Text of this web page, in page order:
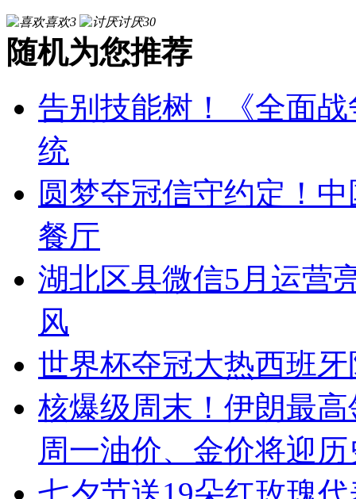
喜欢3 讨厌30
随机为您推荐
告别技能树！《全面
统
圆梦夺冠信守约定！
餐厅
湖北区县微信5月运营
风
世界杯夺冠大热西班
核爆级周末！伊朗最
周一油价、金价将迎